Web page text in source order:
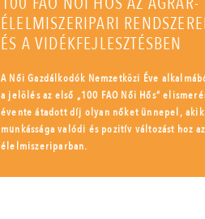
ÉLELMISZERIPARI
ÉS A VIDÉKFEJLESZTÉSBEN
A Női Gazdálkodók Nemzetközi Éve
a jelölés az első „100 FAO Női Hős”
évente átadott díj olyan nőket ünnepel,
munkássága valódi és pozitív változást hoz
élelmiszeriparban.